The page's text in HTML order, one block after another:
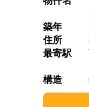
築年
住所
最寄駅
構造